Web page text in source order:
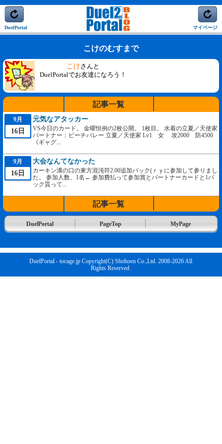
DuelPortal マイページ
こけのむすまで
こけさんと
DuelPortalでお友達になろう！
記事一覧
9月
16日
元気なアタッカー
VS今日のカード。 金曜恒例の2枚公開。 1枚目。 水着の立夏／天使家
パートナー：ビーチバレー 立夏／天使家 Lv1 女 攻2000 防4500
《ギャグ...
9月
16日
大会なんてなかった
カーキン溝の口の東方混沌符2.00追加パック(ｒｙに参加して参りまし
た。 参加人数、1名← 参加費払って参加賞とパートナーカードと1パ
ック貰って...
記事一覧
DuelPortal PageTop MyPage
DuelPortal - tocage.jp Copyright(C) Shohoen Co.,Ltd. 2008-2026 All
Rights Reserved.